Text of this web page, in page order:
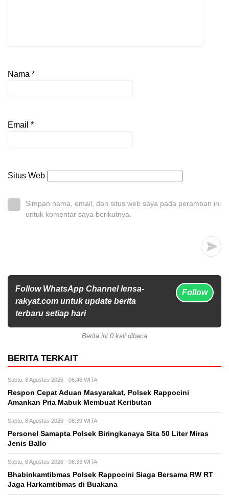
Nama *
Email *
Situs Web
Simpan nama, email, dan situs web saya pada peramban ini
untuk komentar saya berikutnya.
Follow WhatsApp Channel lensa-
rakyat.com untuk update berita
terbaru setiap hari
Follow
Berita ini 0 kali dibaca
BERITA TERKAIT
Sabtu, 8 Agustus 2026 - 06:46 WITA
Respon Cepat Aduan Masyarakat, Polsek Rappocini
Amankan Pria Mabuk Membuat Keributan
Sabtu, 8 Agustus 2026 - 06:39 WITA
Personel Samapta Polsek Biringkanaya Sita 50 Liter Miras
Jenis Ballo
Sabtu, 8 Agustus 2026 - 06:33 WITA
Bhabinkamtibmas Polsek Rappocini Siaga Bersama RW RT
Jaga Harkamtibmas di Buakana